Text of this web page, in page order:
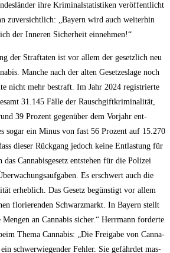
ihre Kri­mi­nal­sta­tis­ti­ken ver­öf­fent­licht
zuver­sicht­lich: „Bay­ern wird auch wei­ter­hin
der Inne­ren Sicher­heit einnehmen!“
der Straf­ta­ten ist vor allem der gesetz­lich neu
Man­che nach der alten Geset­zes­la­ge noch
nicht mehr bestraft. Im Jahr 2024 regis­trier­te
31.145 Fäl­le der Rausch­gift­kri­mi­na­li­tät,
39 Pro­zent gegen­über dem Vor­jahr ent­
sogar ein Minus von fast 56 Pro­zent auf 15.270
die­ser Rück­gang jedoch kei­ne Ent­las­tung für
Can­na­bis­ge­setz ent­ste­hen für die Poli­zei
Es erschwert auch die
erheb­lich. Das Gesetz begüns­tigt vor allem
flo­rie­ren­den Schwarz­markt. In Bay­ern stellt
an Can­na­bis sicher.“ Herr­mann for­der­te
The­ma Can­na­bis: „Die Frei­ga­be von Can­na­
schwer­wie­gen­der Feh­ler. Sie gefähr­det mas­